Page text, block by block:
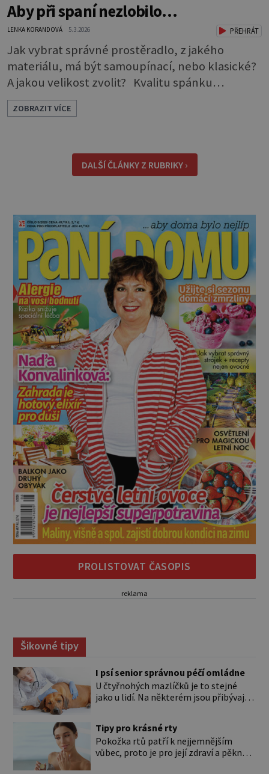
Aby při spaní nezlobilo…
LENKA KORANDOVÁ 5.3.2026 PŘEHRÁT
Jak vybrat správné prostěradlo, z jakého
materiálu, má být samoupínací, nebo klasické?
A jakou velikost zvolit? Kvalitu spánku
neovlivňuje jen postel a matrace, důležitý je i
správný výběr prostěradla. Až si ho půjdete
Napínací prostěradla: Jsou pohodlná, snadno
se s nimi manipu
ZOBRAZIT VÍCE
DALŠÍ ČLÁNKY Z RUBRIKY ›
PROLISTOVAT ČASOPIS
reklama
Šikovné tipy
I psí senior správnou péčí omládne
U čtyřnohých mazlíčků je to stejné
jako u lidí. Na některém jsou přibývající
Přesto byste si měli staršího psa více
všímat, aby vám neunikly důležité
signály, že něco není v pořádku. Včasná
Tipy pro krásné rty
Pokožka rtů patří k nejjemnějším
vůbec, proto je pro její zdraví a pěkný